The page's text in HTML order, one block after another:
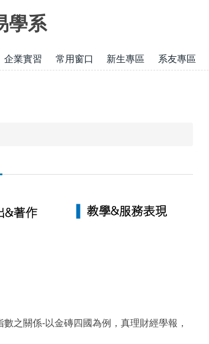
學系
企業實習 常用窗口 新生專區 系友專區
之關係-以金磚四國為例，真理財經學報，